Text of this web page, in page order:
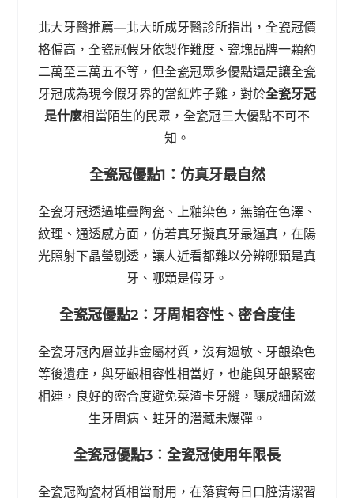
北大牙醫推薦—北大昕成牙醫診所指出，全瓷冠價
格偏高，全瓷冠假牙依製作難度、瓷塊品牌一顆約
二萬至三萬五不等，但全瓷冠眾多優點還是讓全瓷
牙冠成為現今假牙界的當紅炸子雞，對於全瓷牙冠
是什麼相當陌生的民眾，全瓷冠三大優點不可不
知。
全瓷冠優點1：仿真牙最自然
全瓷牙冠透過堆疊陶瓷、上釉染色，無論在色澤、
紋理、通透感方面，仿若真牙擬真牙最逼真，在陽
光照射下晶瑩剔透，讓人近看都難以分辨哪顆是真
牙、哪顆是假牙。
全瓷冠優點2：牙周相容性、密合度佳
全瓷牙冠內層並非金屬材質，沒有過敏、牙齦染色
等後遺症，與牙齦相容性相當好，也能與牙齦緊密
相連，良好的密合度避免菜渣卡牙縫，釀成細菌滋
生牙周病、蛀牙的潛藏未爆彈。
全瓷冠優點3：全瓷冠使用年限長
全瓷冠陶瓷材質相當耐用，在落實每日口腔清潔習